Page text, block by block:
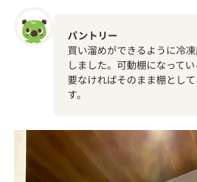
パントリー
買い溜めができるように冷
しました。可動棚になって
要なければそのまま棚とし
す。